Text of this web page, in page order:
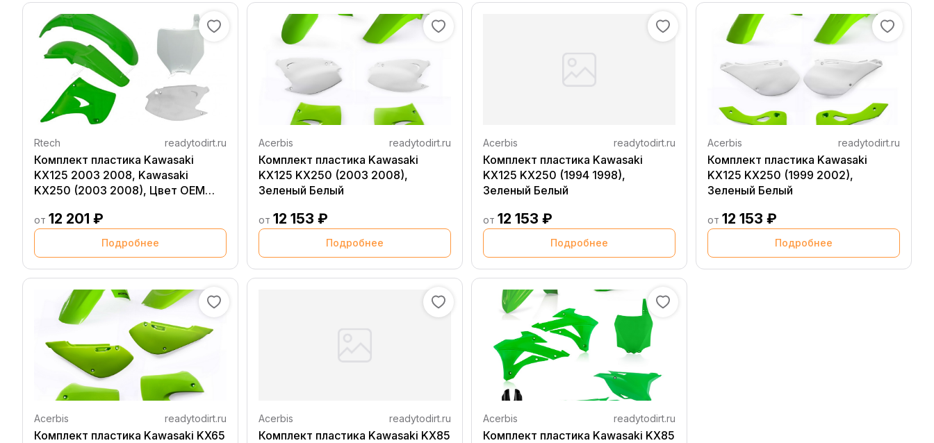
Rtech readytodirt.ru
Комплект пластика Kawasaki
KX125 2003 2008, Kawasaki
KX250 (2003 2008), Цвет OEM
от 12 201 ₽
Подробнее
Acerbis readytodirt.ru
Комплект пластика Kawasaki
KX125 KX250 (2003 2008),
Зеленый Белый
от 12 153 ₽
Подробнее
Acerbis readytodirt.ru
Комплект пластика Kawasaki
KX125 KX250 (1994 1998),
Зеленый Белый
от 12 153 ₽
Подробнее
Acerbis readytodirt.ru
Комплект пластика Kawasaki
KX125 KX250 (1999 2002),
Зеленый Белый
от 12 153 ₽
Подробнее
Acerbis readytodirt.ru
Комплект пластика Kawasaki KX65
Acerbis readytodirt.ru
Комплект пластика Kawasaki KX85
Acerbis readytodirt.ru
Комплект пластика Kawasaki KX85